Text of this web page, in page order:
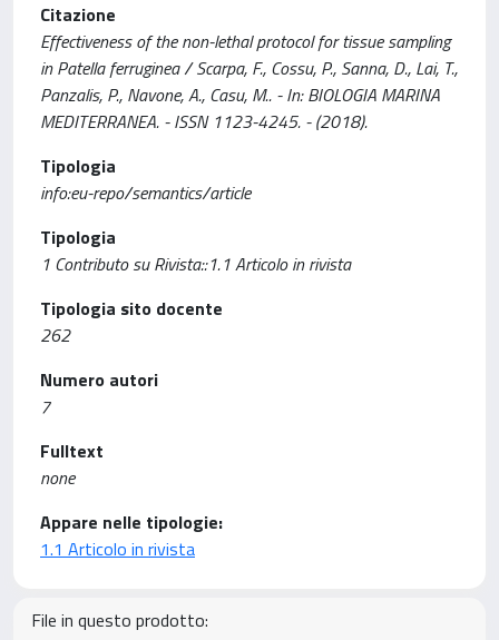
Citazione
Effectiveness of the non-lethal protocol for tissue sampling
in Patella ferruginea / Scarpa, F., Cossu, P., Sanna, D., Lai, T.,
Panzalis, P., Navone, A., Casu, M.. - In: BIOLOGIA MARINA
MEDITERRANEA. - ISSN 1123-4245. - (2018).
Tipologia
info:eu-repo/semantics/article
Tipologia
1 Contributo su Rivista::1.1 Articolo in rivista
Tipologia sito docente
262
Numero autori
7
Fulltext
none
Appare nelle tipologie:
1.1 Articolo in rivista
File in questo prodotto: